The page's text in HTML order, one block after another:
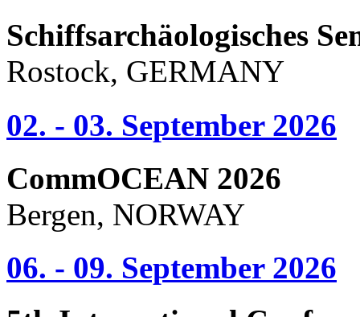
Schiffsarchäologisches
Rostock, GERMANY
02. - 03. September 2026
CommOCEAN 2026
Bergen, NORWAY
06. - 09. September 2026